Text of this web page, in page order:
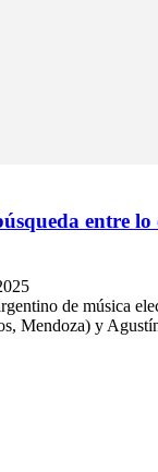
entre
de música
Mendoza) y